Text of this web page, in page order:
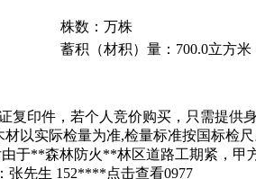
株数：万株
蓄积（材积）量：700.0立方米
印件，若个人竞价购买，只需提供
以实际检量为准,检量标准按国标检
于**森林防火**林区道路工期紧，
张先生 152****点击查看0977